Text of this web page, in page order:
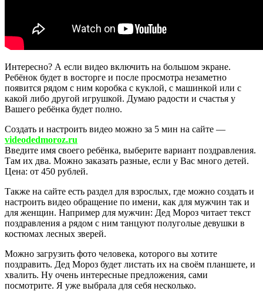
Интересно? А если видео включить на большом экране.
Ребёнок будет в восторге и после просмотра незаметно
появится рядом с ним коробка с куклой, c машинкой или с
какой либо другой игрушкой. Думаю радости и счастья у
Вашего ребёнка будет полно.
Создать и настроить видео можно за 5 мин на сайте —
videodedmoroz.ru
Введите имя своего ребёнка, выберите вариант поздравления.
Там их два. Можно заказать разные, если у Вас много детей.
Цена: от 450 рублей.
Также на сайте есть раздел для взрослых, где можно создать и
настроить видео обращение по имени, как для мужчин так и
для женщин. Например для мужчин: Дед Мороз читает текст
поздравления а рядом с ним танцуют полуголые девушки в
костюмах лесных зверей.
Можно загрузить фото человека, которого вы хотите
поздравить. Дед Мороз будет листать их на своём планшете, и
хвалить. Ну очень интересные предложения, сами
посмотрите. Я уже выбрала для себя несколько.